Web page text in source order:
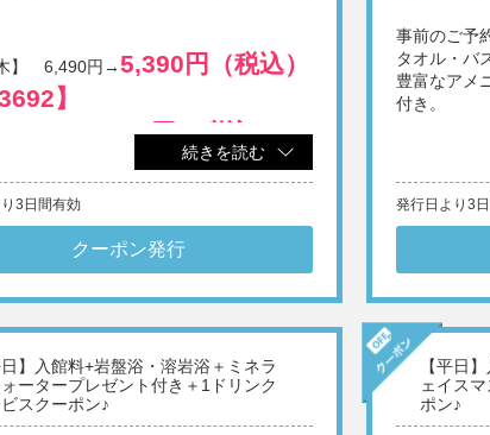
木】 6,490円→5,390円（税込）
】
6,490円（税込）
】 8,030円→
】
8/16】 8,580円→7,480円（税
123695】
予約不要ですぐに利用OK。
バスタオル・岩盤浴着・館内着の貸し出
。豊富なアメニティあり。
続きを読む
3日間有効
クーポン発行
日】入館料+岩盤浴・溶岩浴＋ミネラ
ータープレゼント付き＋1ドリンク
スクーポン♪
事前のご予
タオル・バ
豊富なアメ
付き。
※1画面あた
※日帰りでの
※表示料金に
※刺青・タト
※メンテナン
発行日より3
【平日
ェイス
ポン♪